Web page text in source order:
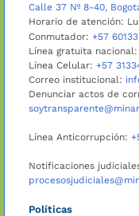
Calle 37 Nº 8-40,
Horario de atención:
Conmutador: +57
Línea gratuita nacional:
Línea Celular: +57
Correo institucional:
Denunciar actos de
Línea Anticorrupción:
Notificaciones
Políticas